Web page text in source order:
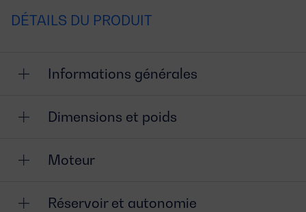
DÉTAILS DU PRODUIT
Informations générales
Dimensions et poids
Moteur
Réservoir et autonomie